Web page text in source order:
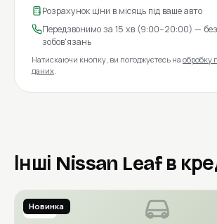
Розрахунок ціни в місяць під ваше авто
Передзвонимо за 15 хв (9:00–20:00) —
зобов'язань
Натискаючи кнопку, ви погоджуєтесь на обробку
даних.
Інші Nissan Leaf в
2016
Новинка